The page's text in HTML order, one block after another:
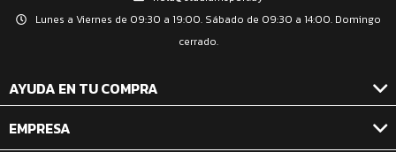
Lunes a Viernes de 09:30 a 19:00. Sábado de 09:30 a 14:00. Domingo
cerrado.
AYUDA EN TU COMPRA
EMPRESA